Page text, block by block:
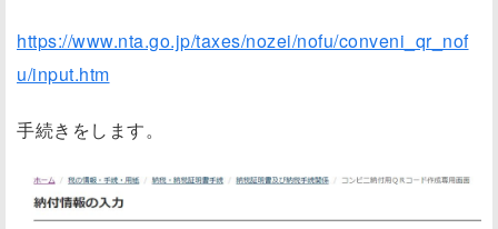
https://www.nta.go.jp/taxes/nozei/nofu/conveni_qr_nof
u/input.htm
手続きをします。